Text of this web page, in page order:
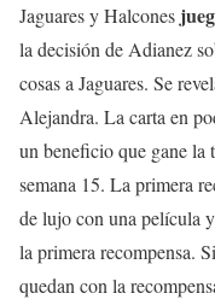
Jaguares y Halcones
la decisión de Adianez
cosas a Jaguares. Se
Alejandra. La carta en
un beneficio que gane la
semana 15. La primera
de lujo con una película
la primera recompensa.
quedan con la